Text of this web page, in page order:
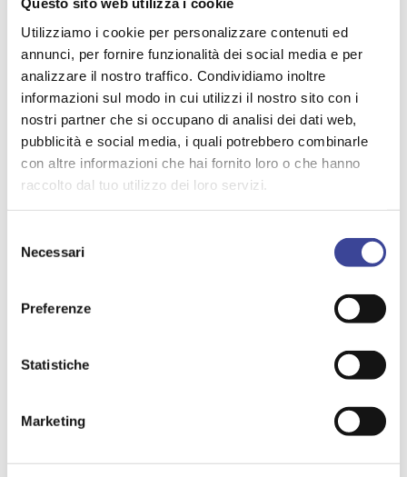
Utilizziamo i cookie per personalizzare contenuti ed
annunci, per fornire funzionalità dei social media e per
analizzare il nostro traffico. Condividiamo inoltre
informazioni sul modo in cui utilizzi il nostro sito con i
nostri partner che si occupano di analisi dei dati web,
pubblicità e social media, i quali potrebbero combinarle
con altre informazioni che hai fornito loro o che hanno
raccolto dal tuo utilizzo dei loro servizi.
delNecessari
Preferenze
Statistiche
Marketing
NOTIZIA
ANCI Lombardia, Canducci
(Dipartimento Ambiente):
“Taglio ai fondi PNRR per le
CER, ANCI Lombardia
interviene"
28/11/2025
conferma/mancata conferma